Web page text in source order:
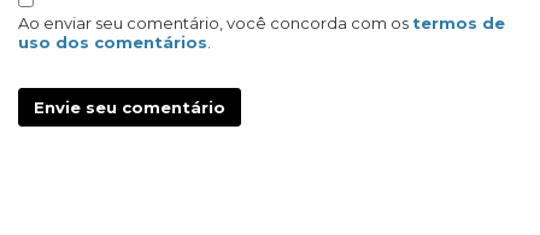
Ao enviar seu comentário, você concorda com os termos de
uso dos comentários.
Envie seu comentário